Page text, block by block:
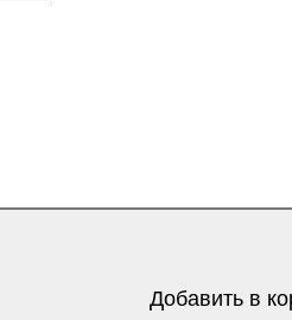
Добавить в